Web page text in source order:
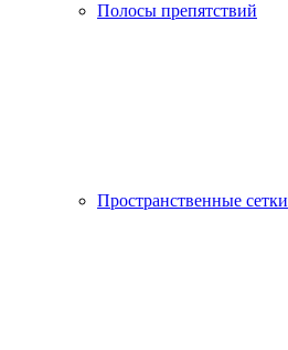
Полосы препятствий
Пространственные сетки